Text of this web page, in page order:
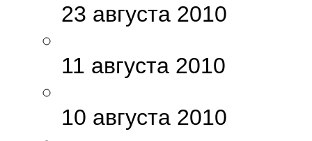
23 августа 2010
11 августа 2010
10 августа 2010